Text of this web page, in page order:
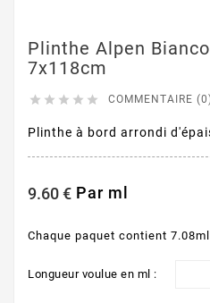
Plinthe Alpen Bianco
7x118cm
     COMMENTAIRE
Plinthe à bord arrondi
9.60 € Par ml
Chaque paquet contient 7.08ml
Longueur voulue en ml :